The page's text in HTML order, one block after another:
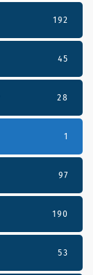
192
45
28
1
97
190
53